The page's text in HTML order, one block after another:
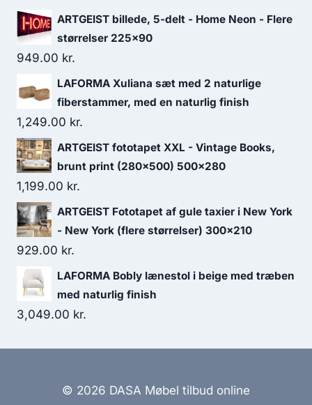
ARTGEIST billede, 5-delt - Home Neon - Flere
størrelser 225x90
949.00 kr.
LAFORMA Xuliana sæt med 2 naturlige
fiberstammer, med en naturlig finish
1,249.00 kr.
ARTGEIST fototapet XXL - Vintage Books,
brunt print (280x500) 500x280
1,199.00 kr.
ARTGEIST Fototapet af gule taxier i New York
- New York (flere størrelser) 300x210
929.00 kr.
LAFORMA Bobly lænestol i beige med træben
med naturlig finish
3,049.00 kr.
© 2026 DASA Møbel tilbud online